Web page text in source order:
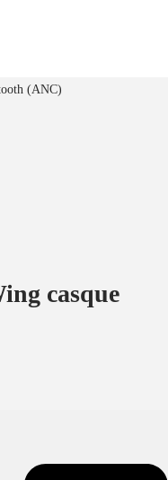
(ANC)
casque